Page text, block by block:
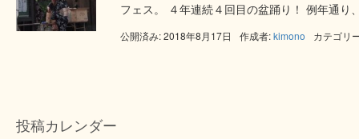
フェス。 ４年連続４回目の盆踊り！ 例年通
公開済み: 2018年8月17日 作成者:kimono カテゴリ
投稿カレンダー